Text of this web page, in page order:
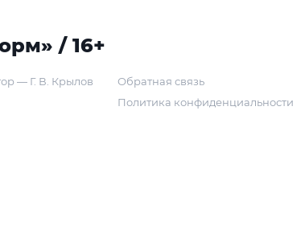
/ 16+
— Г. В. Крылов
Обратная связь
Политика конфиденциальности